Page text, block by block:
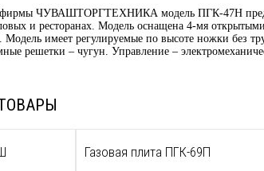
фирмы ЧУВАШТОРГТЕХНИКА модель ПГК-47Н
и ресторанах. Модель оснащена 4-мя
имеет регулируемые по высоте ножки без
решетки – чугун. Управление –
Газовая плита ПГК-69П